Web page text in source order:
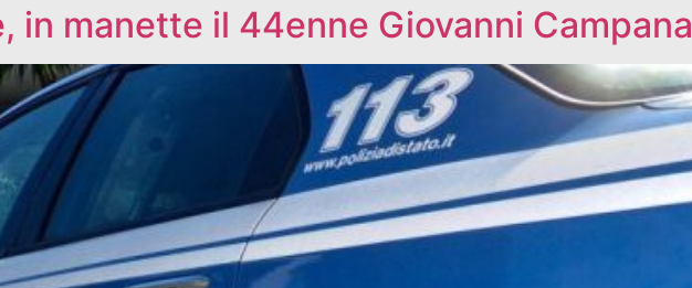
in manette il 44enne Giovanni Campana